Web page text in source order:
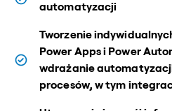
automatyzacji
Tworzenie
Power Apps i Power
wdrażanie
procesów, w tym